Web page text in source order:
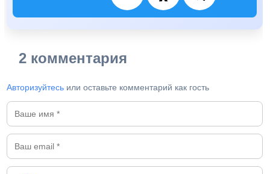
2 комментария
Авторизуйтесь или оставьте комментарий как гость